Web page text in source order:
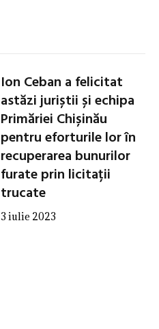
Ion Ceban a felicitat
astăzi juriștii și echipa
Primăriei Chișinău
pentru eforturile lor în
recuperarea bunurilor
furate prin licitații
trucate
3 iulie 2023